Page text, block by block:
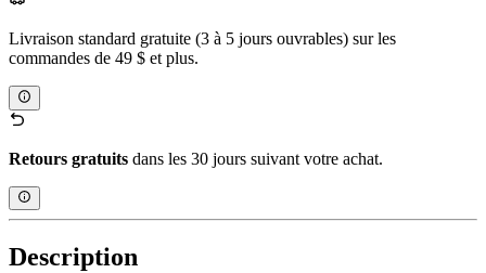
Livraison standard gratuite (3 à 5 jours ouvrables) sur les
commandes de 49 $ et plus.
Retours gratuits dans les 30 jours suivant votre achat.
Description